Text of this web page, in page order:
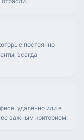
постоянно
всегда
удалённо или в
важным критерием.